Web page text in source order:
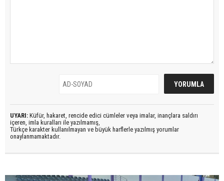
UYARI: Küfür, hakaret, rencide edici cümleler veya imalar, inançlara saldırı
içeren, imla kuralları ile yazılmamış,
Türkçe karakter kullanılmayan ve büyük harflerle yazılmış yorumlar
onaylanmamaktadır.